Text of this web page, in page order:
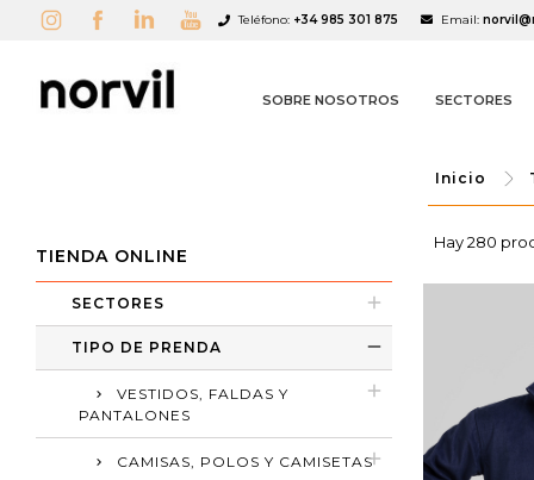
Teléfono: +34 985 301 875 Email:
SOBRE NOSOTROS SECTORES
TIENDA ONLINE
SECTORES
TIPO DE PRENDA
VESTIDOS, FALDAS Y
PANTALONES
CAMISAS, POLOS Y CAMISETAS
Inicio
Hay 280